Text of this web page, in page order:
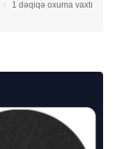
1 dəqiqə oxuma vaxtı